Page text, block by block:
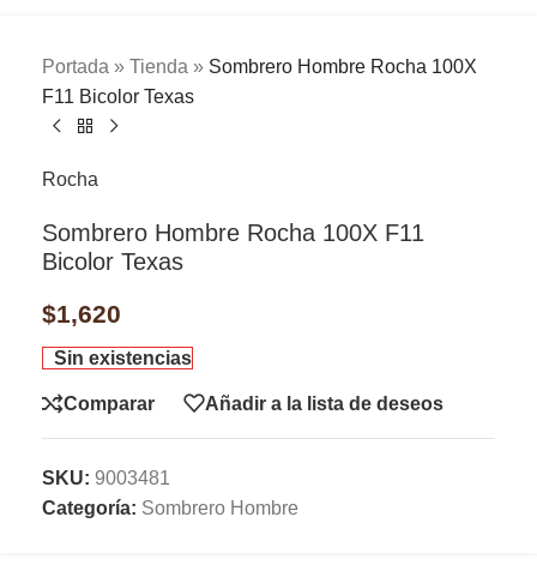
Portada » Tienda » Sombrero Hombre Rocha 100X
F11 Bicolor Texas
Rocha
Sombrero Hombre Rocha 100X F11
Bicolor Texas
$1,620
Sin existencias
Comparar Añadir a la lista de deseos
SKU: 9003481
Categoría: Sombrero Hombre